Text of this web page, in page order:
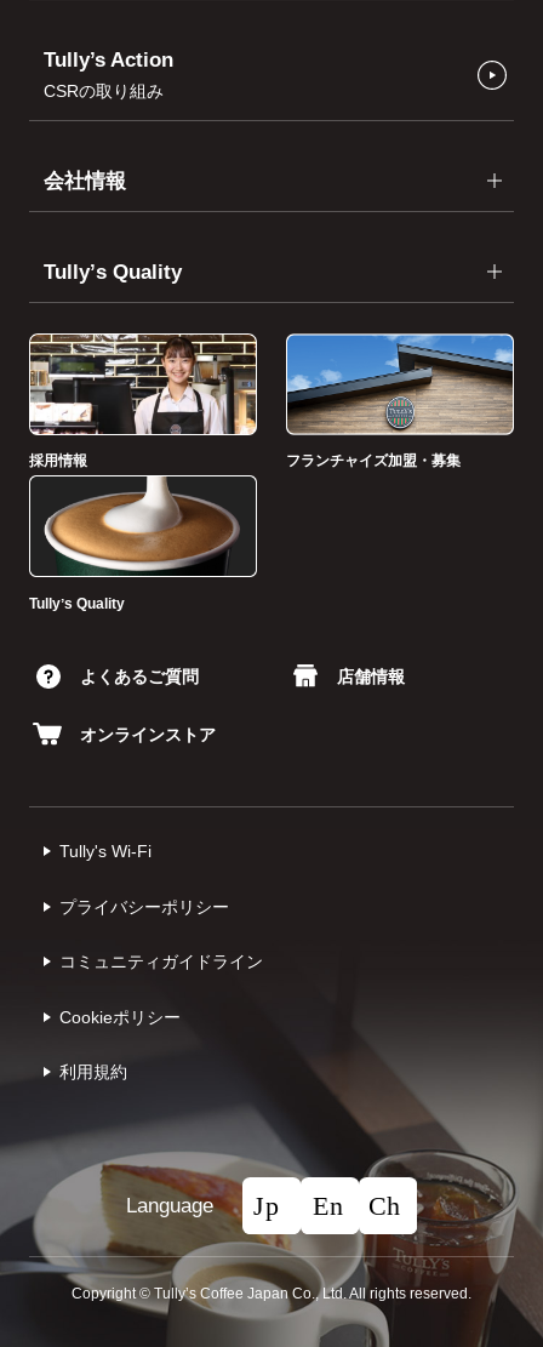
Tully’s Action
CSRの取り組み
会社情報
Tullyʼs Quality
採用情報 フランチャイズ加盟・募集
Tullyʼs Quality
よくあるご質問 店舗情報
オンラインストア
Tully's Wi-Fi
プライバシーポリシー
コミュニティガイドライン
Cookieポリシー
利⽤規約
Language
Copyright © Tullyʼs Coffee Japan Co., Ltd. All rights reserved.